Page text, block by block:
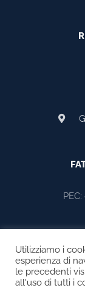
Utilizziamo i
esperienza di
le precedenti
all'uso di tutti i